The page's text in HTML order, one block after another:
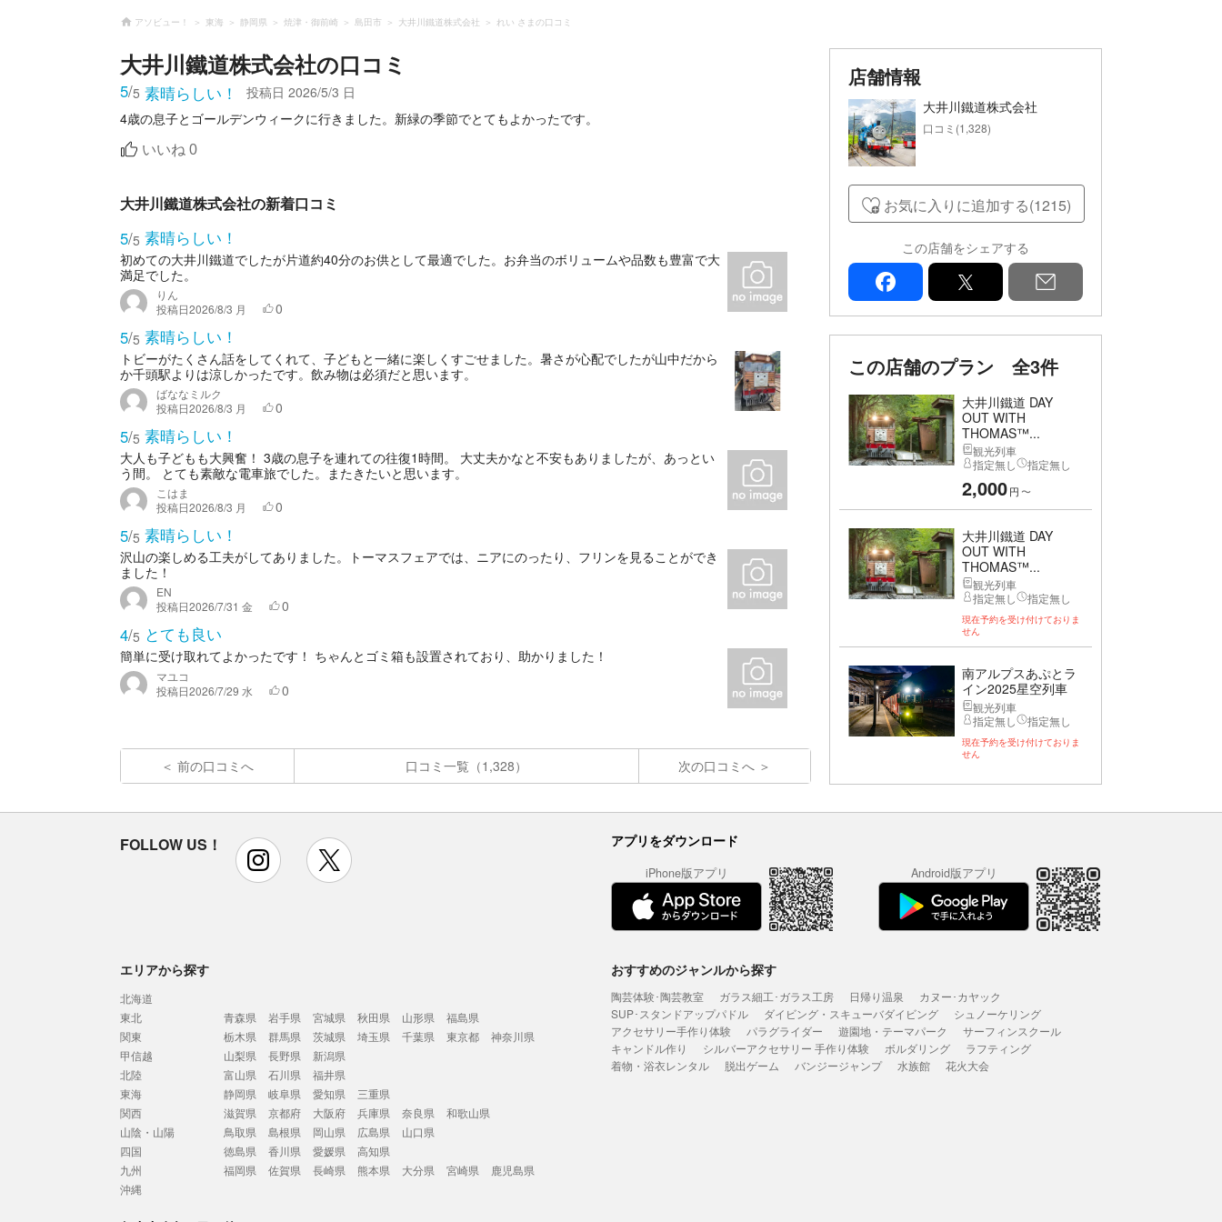
アソビュー！ 東海 静岡県 焼津・御前崎 島田市 大井川鐵道株式会社 れい さまの口コミ
大井川鐵道株式会社の口コミ
5/5 素晴らしい！ 投稿日 2026/5/3 日
4歳の息子とゴールデンウィークに行きました。新緑の季節でとてもよかったです。
いいね 0
大井川鐵道株式会社の新着口コミ
5/5 素晴らしい！
初めての大井川鐵道でしたが片道約40分のお供として最適でした。お弁当のボリュームや品数も豊富で大
満足でした。
りん
投稿日2026/8/3 月 0
5/5 素晴らしい！
トビーがたくさん話をしてくれて、子どもと一緒に楽しくすごせました。暑さが心配でしたが山中だから
か千頭駅よりは涼しかったです。飲み物は必須だと思います。
ばななミルク
投稿日2026/8/3 月 0
5/5 素晴らしい！
大人も子どもも大興奮！ 3歳の息子を連れての往復1時間。 大丈夫かなと不安もありましたが、あっとい
う間。 とても素敵な電車旅でした。またきたいと思います。
こはま
投稿日2026/8/3 月 0
5/5 素晴らしい！
沢山の楽しめる工夫がしてありました。トーマスフェアでは、ニアにのったり、フリンを見ることができ
ました！
EN
投稿日2026/7/31 金 0
4/5 とても良い
簡単に受け取れてよかったです！ ちゃんとゴミ箱も設置されており、助かりました！
マユコ
投稿日2026/7/29 水 0
前の口コミへ 口コミ一覧（1,328） 次の口コミへ
店舗情報
大井川鐵道株式会社
口コミ(1,328)
お気に入りに追加する(1215)
この店舗をシェアする
facebook
この店舗のプラン 全3件
大井川鐵道 DAY
OUT WITH
THOMAS™...
観光列車
指定無し
指定無し
2,000円 〜
大井川鐵道 DAY
OUT WITH
THOMAS™...
観光列車
指定無し
指定無し
現在予約を受け付けておりま
せん
南アルプスあぷとラ
イン2025星空列車
観光列車
指定無し
指定無し
現在予約を受け付けておりま
せん
FOLLOW US！ instagram アプリをダウンロード
iPhone版アプリ Android版アプリ
エリアから探す
北海道
東北
青森県 岩手県 宮城県 秋田県 山形県
福島県
関東
栃木県 群馬県 茨城県 埼玉県 千葉県 東京都
神奈川県
甲信越
山梨県 長野県
新潟県
北陸
富山県 石川県
福井県
東海
静岡県 岐阜県 愛知県
三重県
関西
滋賀県 京都府 大阪府 兵庫県 奈良県
和歌山県
山陰・山陽
鳥取県 島根県 岡山県 広島県
山口県
四国
徳島県 香川県 愛媛県
高知県
九州
福岡県 佐賀県 長崎県 熊本県 大分県 宮崎県
鹿児島県
沖縄
おすすめのジャンルから探す
陶芸体験･陶芸教室 ガラス細工･ガラス工房 日帰り温泉
カヌー･カヤック
SUP･スタンドアップパドル
ダイビング・スキューバダイビング
シュノーケリング
アクセサリー手作り体験
パラグライダー 遊園地・テーマパーク
サーフィンスクール
キャンドル作り
シルバーアクセサリー 手作り体験 ボルダリング
ラフティング
着物・浴衣レンタル
脱出ゲーム バンジージャンプ 水族館 花火大会